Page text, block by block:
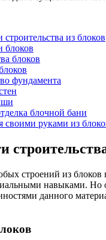
из блоков
блоков
блоков
фундамента
блочной бани
своими руками из
строений из блоков
навыками. Но
данного